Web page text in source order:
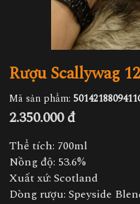
Rượu Scallywag
Mã sản phẩm:
2.350.000 đ
Thể tích: 700ml
Nồng độ: 53.6%
Xuất xứ: Scotland
Dòng rượu: Speyside